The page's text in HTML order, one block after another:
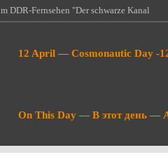
DDR-Fernsehen "Der schwarze Kanal
дней назад в Мюнхене
Ende…
фашисты и бандеровцы сожгли
в том…
12 April — Cosmonautic Day -
On This Day — В этот день —